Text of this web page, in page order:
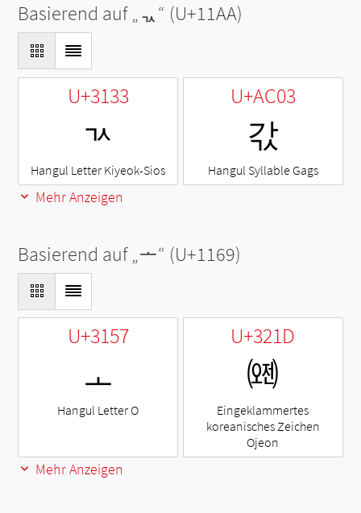
Basierend auf „ᆪ“ (U+11AA)
U+3133
ㄳ
Hangul Letter Kiyeok-Sios
U+AC03
갃
Hangul Syllable Gags
Mehr Anzeigen
Basierend auf „ᅩ“ (U+1169)
U+3157
ㅗ
Hangul Letter O
U+321D
㈝
Eingeklammertes
koreanisches Zeichen
Ojeon
Mehr Anzeigen